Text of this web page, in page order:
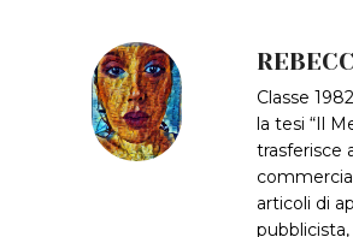
Classe
la tesi “Il
trasferisce
articoli di